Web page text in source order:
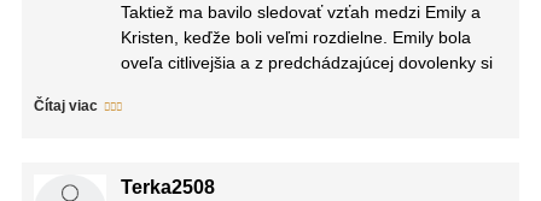
Taktiež ma bavilo sledovať vzťah medzi Emily a
Kristen, keďže boli veľmi rozdielne. Emily bola
oveľa citlivejšia a z predchádzajúcej dovolenky si
odvahu a istotu, a preto k nej Emily vzhliadala,
Nastalo v ňom síce pár zvratov, ktoré ale slúžili
Čítaj viac
Terka2508